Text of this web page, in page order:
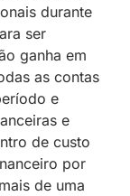
durante
ser
ganha em
as contas
e
e
de custo
por
de uma